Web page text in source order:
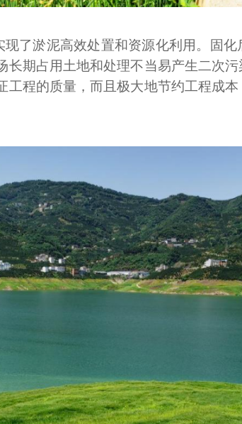
了淤泥高效处置和资源化利用。固
期占用土地和处理不当易产生二次
程的质量，而且极大地节约工程成